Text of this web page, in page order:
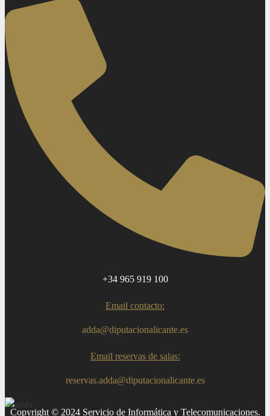
+34 965 919 100
Email contacto:
adda@diputacionalicante.es
Email reservas de salas:
reservas.adda@diputacionalicante.es
Copyright © 2024 Servicio de Informática y Telecomunicaciones.